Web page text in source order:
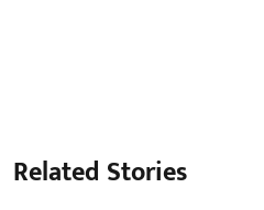
Related Stories